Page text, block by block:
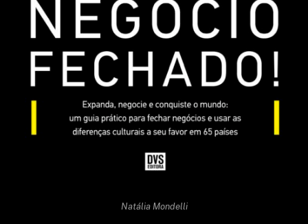
Natália Mondelli